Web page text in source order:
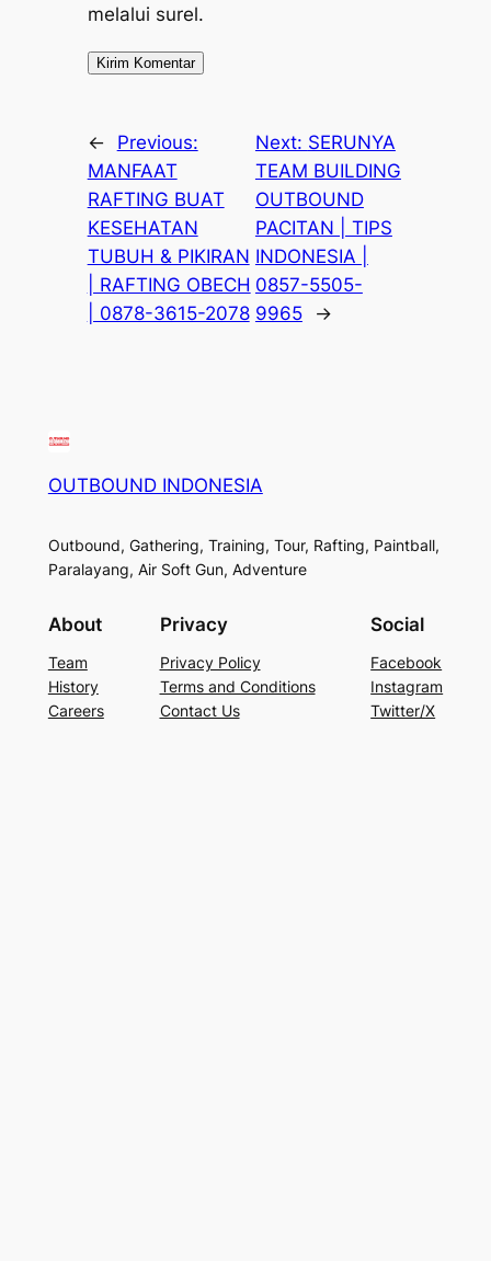
melalui surel.
←
Previous:
MANFAAT
RAFTING BUAT
KESEHATAN
TUBUH & PIKIRAN
| RAFTING OBECH
| 0878-3615-2078
Next: SERUNYA
TEAM BUILDING
OUTBOUND
PACITAN | TIPS
INDONESIA |
0857-5505-
9965
→
OUTBOUND INDONESIA
Outbound, Gathering, Training, Tour, Rafting, Paintball,
Paralayang, Air Soft Gun, Adventure
About
Team
History
Careers
Privacy
Privacy Policy
Terms and Conditions
Contact Us
Social
Facebook
Instagram
Twitter/X